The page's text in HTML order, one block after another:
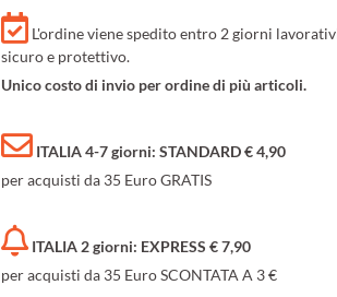
L'ordine viene spedito entro 2 giorni
sicuro e protettivo.
Unico costo di invio per ordine di più articoli.
ITALIA 4-7 giorni: STANDARD € 4,90
per acquisti da 35 Euro GRATIS
ITALIA 2 giorni: EXPRESS € 7,90
per acquisti da 35 Euro SCONTATA A 3 €